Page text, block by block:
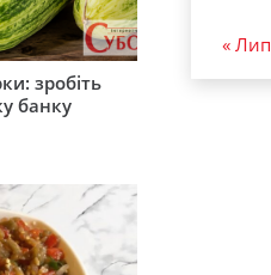
зробіть
банку
« Лип